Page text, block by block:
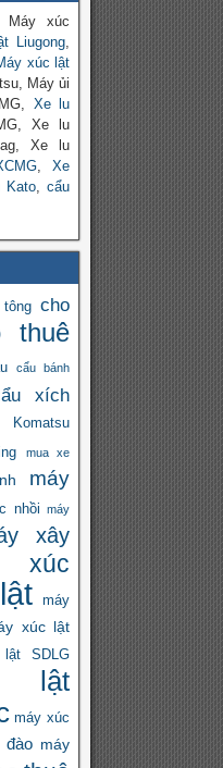
Máy xúc
Liugong,
xúc lật
Máy ủi
Xe lu
Xe lu
Xe lu
, Xe
Kato,cẩu
cho
thuê
cẩu bánh
xích
Komatsu
mua xe
máy
nhồi máy
xây
xúc
máy
xúc lật
SDLG
lật
máy xúc
đào máy